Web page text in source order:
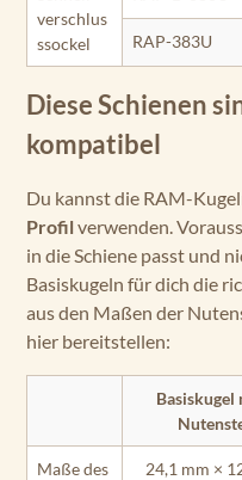
verschlus
s­sockel
RAP-383U
Diese Schienen
kompatibel
Du kannst die RAM-
Profilverwenden.
in die Schiene passt und
Basiskugeln für dich die
aus den Maßen der
hier bereitstellen:
Basiskugel
Maße des
24,1 mm ×